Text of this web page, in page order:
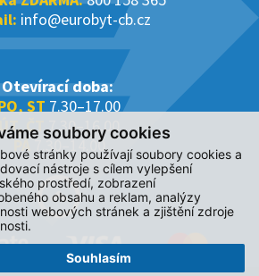
soubory cookies
stránky používají soubory cookies a
nástroje s cílem vylepšení
prostředí, zobrazení
obsahu a reklam, analýzy
webových stránek a zjištění zdroje
Souhlasím
info@eurobyt-cb.cz
Otevírací doba:
ST 7.30–17.00
ČT7.30–16.00
PÁ7.30–14.00